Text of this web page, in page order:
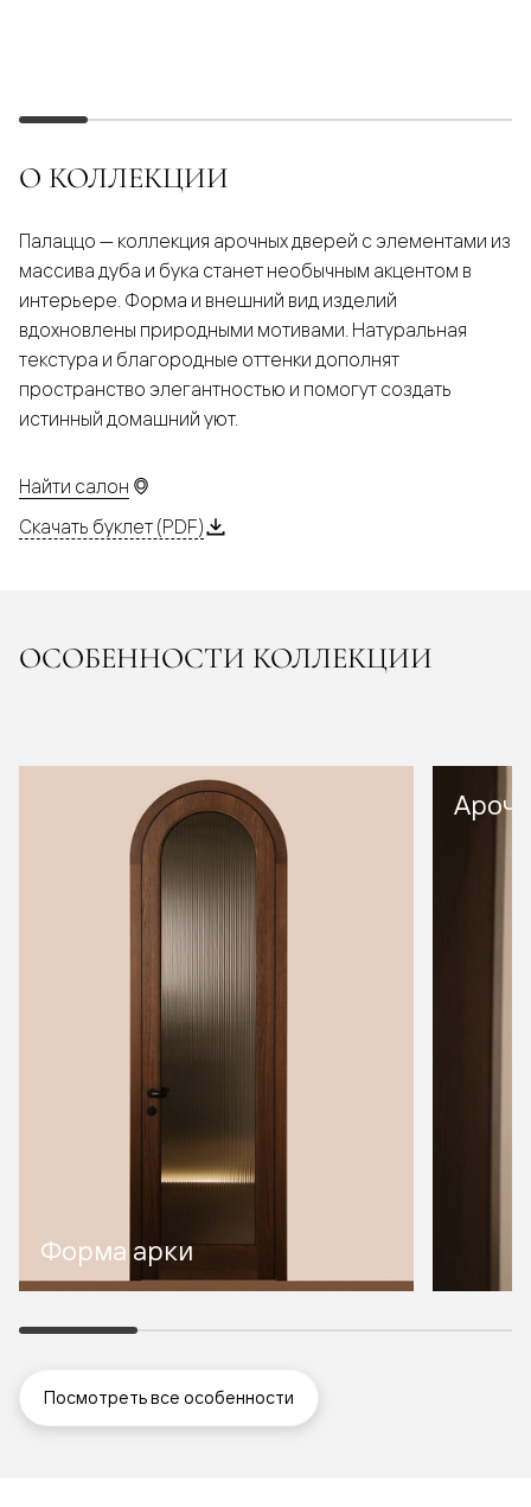
О КОЛЛЕКЦИИ
Палаццо — коллекция арочных дверей с элементами из
массива дуба и бука станет необычным акцентом в
интерьере. Форма и внешний вид изделий
вдохновлены природными мотивами. Натуральная
текстура и благородные оттенки дополнят
пространство элегантностью и помогут создать
истинный домашний уют.
Найти салон
Скачать буклет (PDF)
ОСОБЕННОСТИ КОЛЛЕКЦИИ
Форма арки
Посмотреть все особенности